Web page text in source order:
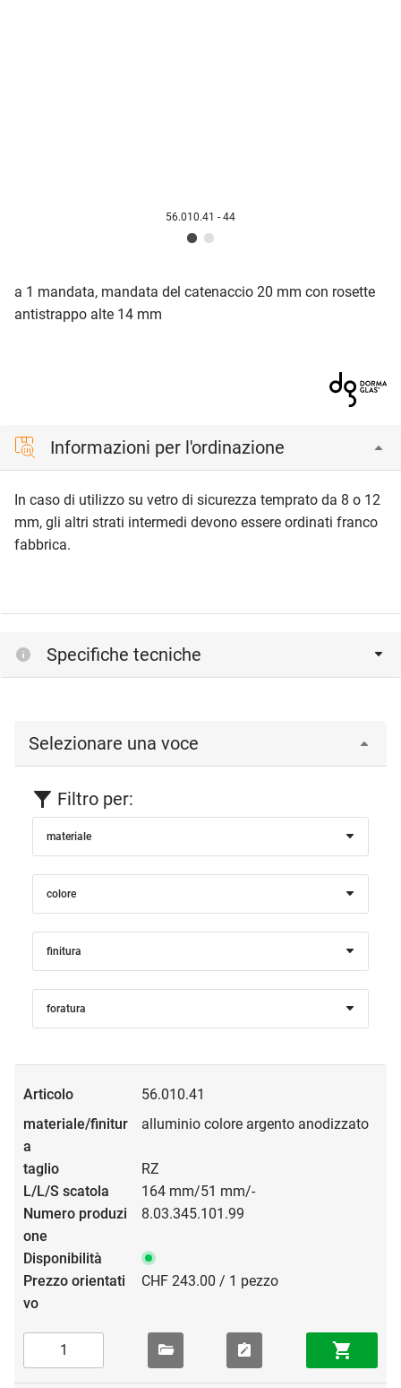
56.010.41 - 44
a 1 mandata, mandata del catenaccio 20 mm con rosette
antistrappo alte 14 mm
Informazioni per l'ordinazione
In caso di utilizzo su vetro di sicurezza temprato da 8 o 12
mm, gli altri strati intermedi devono essere ordinati franco
fabbrica.
Specifiche tecniche
Selezionare una voce
Filtro per:
materiale
colore
finitura
foratura
56.010.41
alluminio colore argento anodizzato
RZ
164 mm/51 mm/-
8.03.345.101.99
CHF 243.00 / 1 pezzo